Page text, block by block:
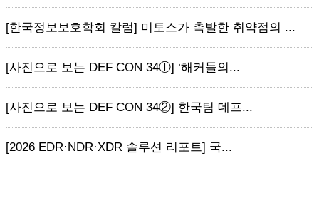
[한국정보보호학회 칼럼] 미토스가 촉발한 취약점의 ...
[사진으로 보는 DEF CON 34ⓛ] ‘해커들의...
[사진으로 보는 DEF CON 34②] 한국팀 데프...
[2026 EDR·NDR·XDR 솔루션 리포트] 국...